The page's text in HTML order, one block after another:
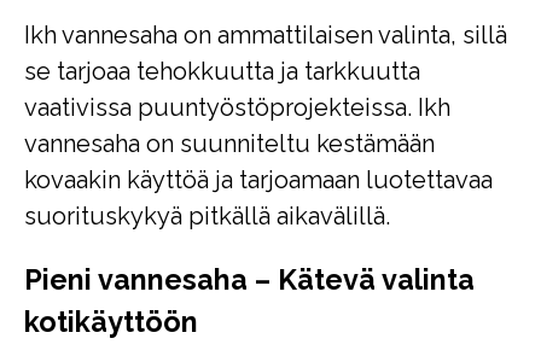
Ikh vannesaha on ammattilaisen valinta, sillä
se tarjoaa tehokkuutta ja tarkkuutta
vaativissa puuntyöstöprojekteissa. Ikh
vannesaha on suunniteltu kestämään
kovaakin käyttöä ja tarjoamaan luotettavaa
suorituskykyä pitkällä aikavälillä.
Pieni vannesaha – Kätevä valinta
kotikäyttöön